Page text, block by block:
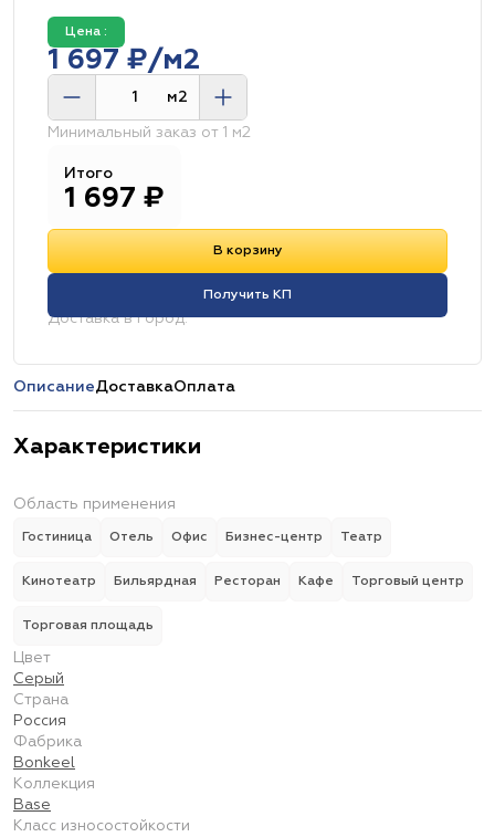
Цена :
1 697 ₽/м2
м2
Минимальный заказ от 1 м2
Итого
1 697 ₽
В корзину
Получить КП
Доставка в город:
ОписаниеДоставкаОплата
Характеристики
Область применения
Гостиница Отель Офис Бизнес-центр Театр
Кинотеатр Бильярдная Ресторан Кафе Торговый центр
Торговая площадь
Цвет
Серый
Страна
Россия
Фабрика
Bonkeel
Коллекция
Base
Класс износостойкости